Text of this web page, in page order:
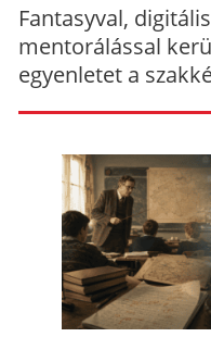
Fantasyval,
mentorálással
egyenletet a